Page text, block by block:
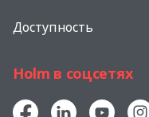
Доступность
Holm в соцсетях